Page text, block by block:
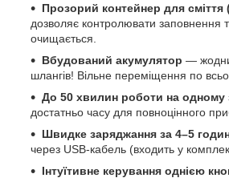
Прозорий контейнер для сміття
дозволяє контролювати заповнення
очищається.
Вбудований акумулятор —
шлангів! Вільне переміщення по
До 50 хвилин роботи на одному
достатньо часу для повноцінного
Швидке заряджання за 4–5
через USB-кабель (входить у
Інтуїтивне керування однією